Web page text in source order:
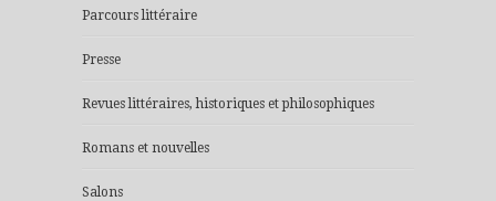
Parcours littéraire
Presse
Revues littéraires, historiques et philosophiques
Romans et nouvelles
Salons